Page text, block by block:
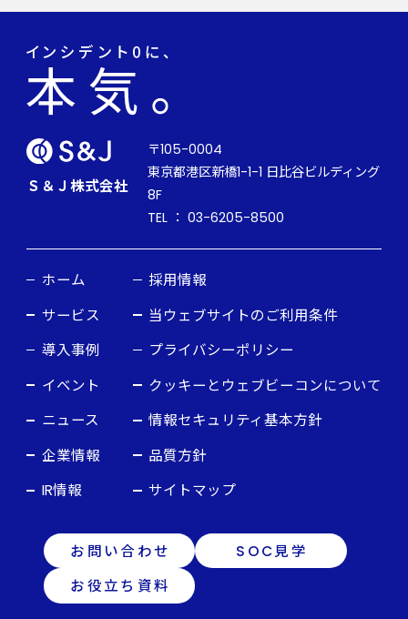
Ｓ＆Ｊ株式会社
〒105-0004
東京都港区新橋1-1-1 日比谷ビルディング
8F
TEL ： 03-6205-8500
ホーム
サービス
導入事例
イベント
ニュース
企業情報
IR情報
採用情報
当ウェブサイトのご利用条件
プライバシーポリシー
クッキーとウェブビーコンについて
情報セキュリティ基本方針
品質方針
サイトマップ
お問い合わせ
SOC見学
お役立ち資料